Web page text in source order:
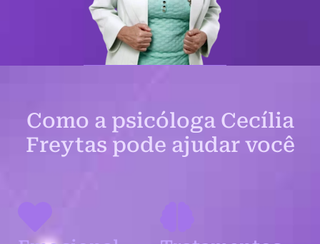
Como a psicóloga Cecília
Freytas pode ajudar você